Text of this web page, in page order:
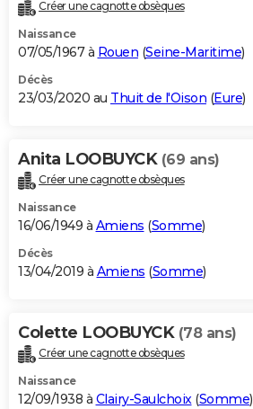
Créer une cagnotte obsèques
Naissance
07/05/1967 à Rouen (Seine-Maritime)
Décès
23/03/2020 au Thuit de l'Oison (Eure)
Anita LOOBUYCK (69 ans)
Créer une cagnotte obsèques
Naissance
16/06/1949 à Amiens (Somme)
Décès
13/04/2019 à Amiens (Somme)
Colette LOOBUYCK (78 ans)
Créer une cagnotte obsèques
Naissance
12/09/1938 à Clairy-Saulchoix(Somme)